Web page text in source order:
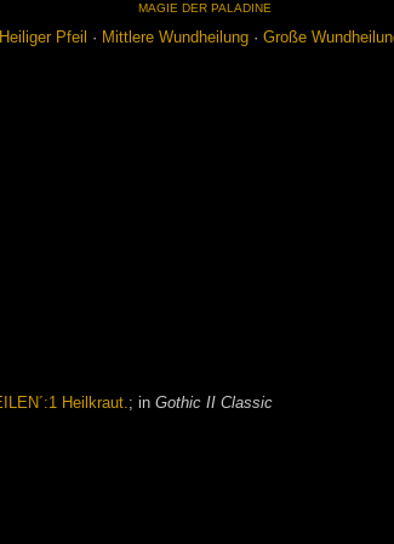
MA­GIE DER PA­LA­DI­NE
Hei­li­ger Pfeil · Mitt­le­re Wund­hei­lung ·Gro­ße
Heilkraut.; inGothic II Classic